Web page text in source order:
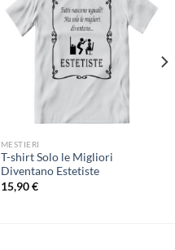
MESTIERI
T-shirt Solo le Migliori
Diventano Estetiste
15,90€